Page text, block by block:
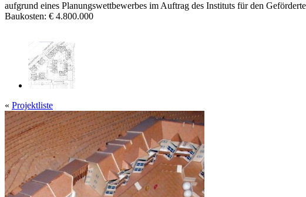
aufgrund eines Planungswettbewerbes im Auftrag des Instituts für den
Baukosten: € 4.800.000
« Projektliste